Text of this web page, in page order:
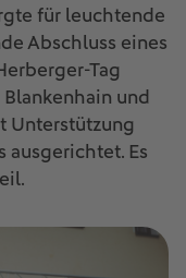
für leuchtende
Abschluss eines
Tag
und
Unterstützung
ausgerichtet. Es